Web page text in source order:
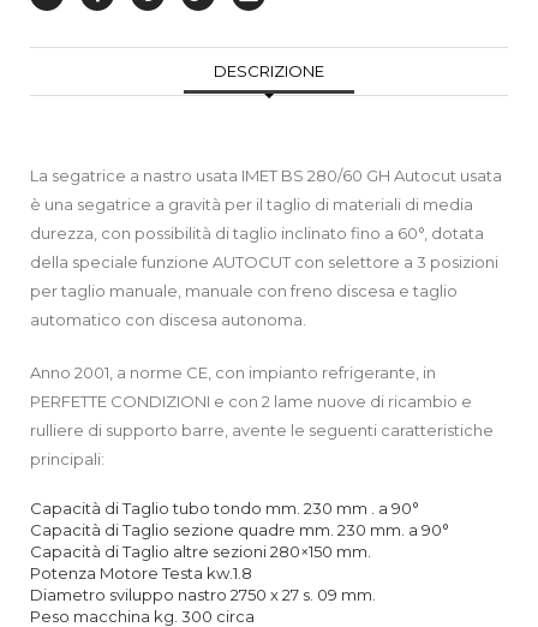
DESCRIZIONE
La segatrice a nastro usata IMET BS 280/60 GH Autocut usata
è una segatrice a gravità per il taglio di materiali di media
durezza, con possibilità di taglio inclinato fino a 60°, dotata
della speciale funzione AUTOCUT con selettore a 3 posizioni
per taglio manuale, manuale con freno discesa e taglio
automatico con discesa autonoma.
Anno 2001, a norme CE, con impianto refrigerante, in
PERFETTE CONDIZIONI e con 2 lame nuove di ricambio e
rulliere di supporto barre, avente le seguenti caratteristiche
principali:
Capacità di Taglio tubo tondo mm. 230 mm . a 90°
Capacità di Taglio sezione quadre mm. 230 mm. a 90°
Capacità di Taglio altre sezioni 280×150 mm.
Potenza Motore Testa kw.1.8
Diametro sviluppo nastro 2750 x 27 s. 09 mm.
Peso macchina kg. 300 circa